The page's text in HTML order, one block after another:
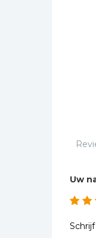
Uw